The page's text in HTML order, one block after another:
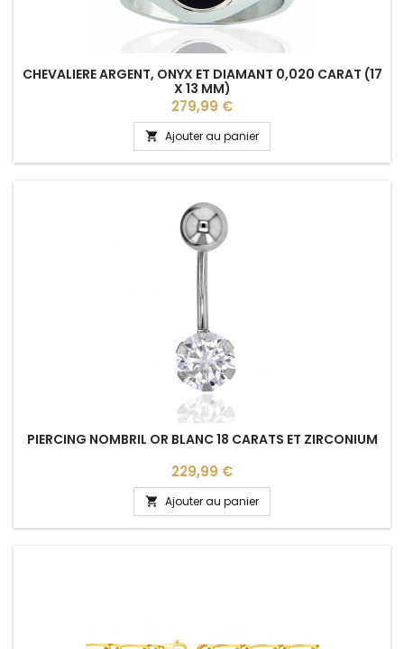
CHEVALIERE ARGENT, ONYX ET DIAMANT 0,020 CARAT (17
X 13 MM)
Prix
279,99 €
 Ajouter au panier
PIERCING NOMBRIL OR BLANC 18 CARATS ET ZIRCONIUM
Prix
229,99 €
 Ajouter au panier